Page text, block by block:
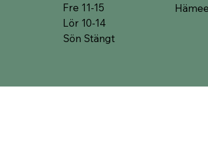
Fre 11-15
Lör 10-14
Sön Stängt